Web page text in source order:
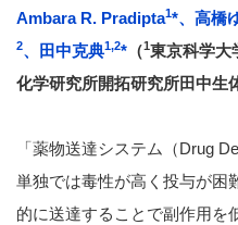
Ambara R. Pradipta1*、高橋
2、田中克典1,2* （1東京科学大
化学研究所開拓研究所田中生
「薬物送達システム（Drug
単独では毒性が高く投与が困
的に送達することで副作用を